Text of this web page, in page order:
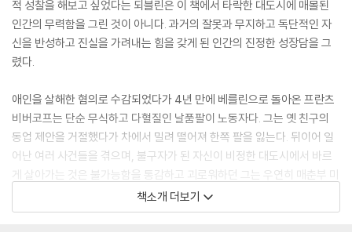
적 성찰을 해보고 싶었다는 되블린은 이 책에서 타락한 대도시에 매몰된
인간의 무력함을 그린 것이 아니다. 과거의 잘못과 무지하고 독단적인 자
신을 반성하고 진실을 가려내는 힘을 갖게 된 인간의 진정한 성장담을 그
렸다.
애인을 살해한 혐의로 수감되었다가 4년 만에 베를린으로 돌아온 프란츠
비버코프는 단순 무식하고 다혈질인 날품팔이 노동자다. 그는 옛 친구의
동업 제안을 거절했다가 차에서 밀려 떨어져 한쪽 팔을 잃는다. 뒤이어 일
어난 여러 사건들을 겪으며, 불구자가 된 자신이 비정한 대도시에서 바르
게 살아가는 것은 불가능함을 통감하고 괴로워하던 그는 우연히 매춘부 미
체를 만나 그녀의 기둥서방 노릇을 하게 된다. 하지만 미체의 사랑에 기대
바르게 살려고 마음먹은 것도 잠시, 프란츠는 또 다시 도시의 검은 그림자
책소개 더보기